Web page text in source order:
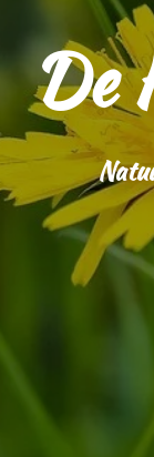
De